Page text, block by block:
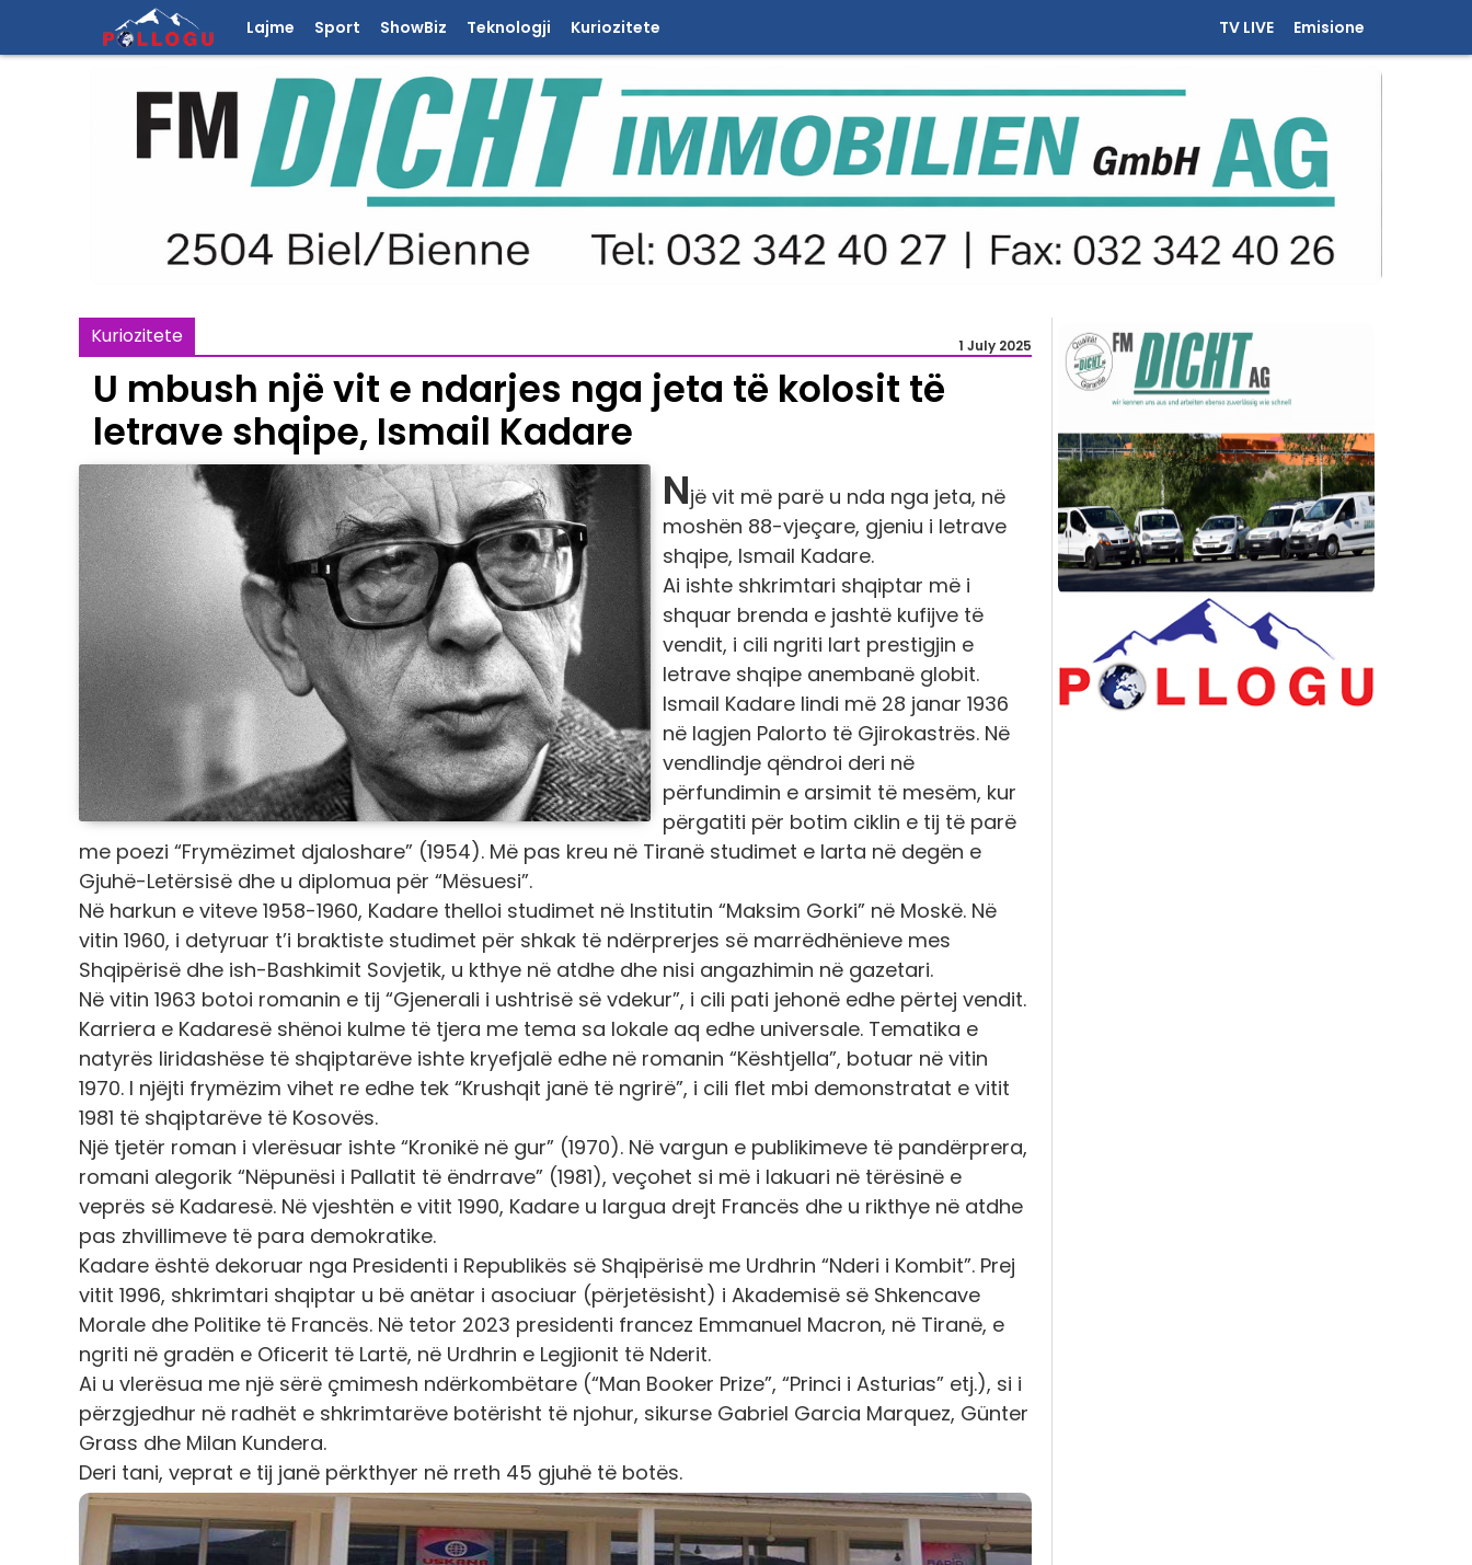
Lajme Sport ShowBiz Teknologji Kuriozitete TV LIVE Emisione
Kuriozitete 1 July 2025
U mbush një vit e ndarjes nga jeta të kolosit të
letrave shqipe, Ismail Kadare
Një vit më parë u nda nga jeta, në
moshën 88-vjeçare, gjeniu i letrave
shqipe, Ismail Kadare.
Ai ishte shkrimtari shqiptar më i
shquar brenda e jashtë kufijve të
vendit, i cili ngriti lart prestigjin e
letrave shqipe anembanë globit.
Ismail Kadare lindi më 28 janar 1936
në lagjen Palorto të Gjirokastrës. Në
vendlindje qëndroi deri në
përfundimin e arsimit të mesëm, kur
përgatiti për botim ciklin e tij të parë
me poezi “Frymëzimet djaloshare” (1954). Më pas kreu në Tiranë studimet e larta në degën e
Gjuhë-Letërsisë dhe u diplomua për “Mësuesi”.
Në harkun e viteve 1958-1960, Kadare thelloi studimet në Institutin “Maksim Gorki” në Moskë. Në
vitin 1960, i detyruar t’i braktiste studimet për shkak të ndërprerjes së marrëdhënieve mes
Shqipërisë dhe ish-Bashkimit Sovjetik, u kthye në atdhe dhe nisi angazhimin në gazetari.
Në vitin 1963 botoi romanin e tij “Gjenerali i ushtrisë së vdekur”, i cili pati jehonë edhe përtej vendit.
Karriera e Kadaresë shënoi kulme të tjera me tema sa lokale aq edhe universale. Tematika e
natyrës liridashëse të shqiptarëve ishte kryefjalë edhe në romanin “Kështjella”, botuar në vitin
1970. I njëjti frymëzim vihet re edhe tek “Krushqit janë të ngrirë”, i cili flet mbi demonstratat e vitit
1981 të shqiptarëve të Kosovës.
Një tjetër roman i vlerësuar ishte “Kronikë në gur” (1970). Në vargun e publikimeve të pandërprera,
romani alegorik “Nëpunësi i Pallatit të ëndrrave” (1981), veçohet si më i lakuari në tërësinë e
veprës së Kadaresë. Në vjeshtën e vitit 1990, Kadare u largua drejt Francës dhe u rikthye në atdhe
pas zhvillimeve të para demokratike.
Kadare është dekoruar nga Presidenti i Republikës së Shqipërisë me Urdhrin “Nderi i Kombit”. Prej
vitit 1996, shkrimtari shqiptar u bë anëtar i asociuar (përjetësisht) i Akademisë së Shkencave
Morale dhe Politike të Francës. Në tetor 2023 presidenti francez Emmanuel Macron, në Tiranë, e
ngriti në gradën e Oficerit të Lartë, në Urdhrin e Legjionit të Nderit.
Ai u vlerësua me një sërë çmimesh ndërkombëtare (“Man Booker Prize”, “Princi i Asturias” etj.), si i
përzgjedhur në radhët e shkrimtarëve botërisht të njohur, sikurse Gabriel Garcia Marquez, Günter
Grass dhe Milan Kundera.
Deri tani, veprat e tij janë përkthyer në rreth 45 gjuhë të botës.